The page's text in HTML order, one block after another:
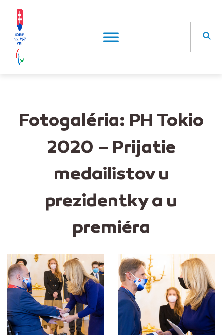
Fotogaléria: PH Tokio
2020 – Prijatie
medailistov u
prezidentky a u
premiéra